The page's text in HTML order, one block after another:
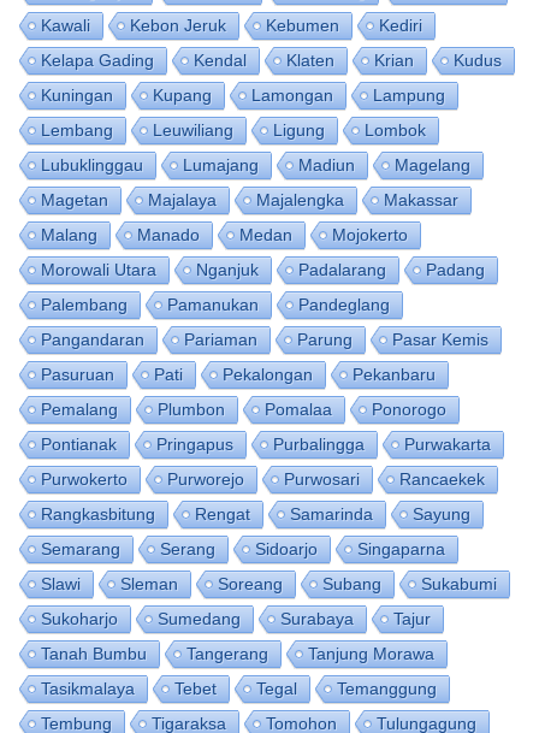
Kawali
Kebon Jeruk Kebumen
Kediri
Kelapa Gading
Kendal Klaten Krian
Kudus
Kuningan
Kupang Lamongan
Lampung
Lembang
Leuwiliang Ligung
Lombok
Lubuklinggau
Lumajang Madiun
Magelang
Magetan
Majalaya Majalengka
Makassar
Malang
Manado Medan
Mojokerto
Morowali Utara
Nganjuk Padalarang
Padang
Palembang
Pamanukan
Pandeglang
Pangandaran
Pariaman Parung
Pasar Kemis
Pasuruan
Pati Pekalongan
Pekanbaru
Pemalang
Plumbon Pomalaa
Ponorogo
Pontianak
Pringapus Purbalingga
Purwakarta
Purwokerto
Purworejo Purwosari
Rancaekek
Rangkasbitung
Rengat Samarinda
Sayung
Semarang
Serang Sidoarjo
Singaparna
Slawi
Sleman Soreang Subang
Sukabumi
Sukoharjo
Sumedang Surabaya
Tajur
Tanah Bumbu
Tangerang
Tanjung Morawa
Tasikmalaya
Tebet Tegal
Temanggung
Tembung
Tigaraksa Tomohon Tulungagung